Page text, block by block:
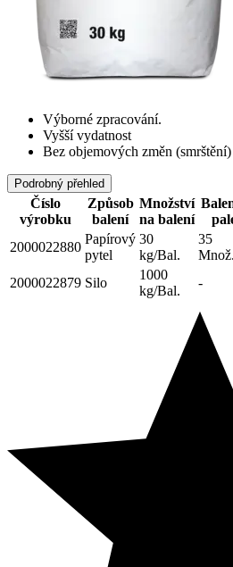
Výborné zpracování.
Vyšší vydatnost
Bez objemových změn (smrštění)
Podrobný přehled
Číslo
výrobku
Způsob
balení
Množství
na balení
2000022880
Papírový
pytel
30
kg/Bal.
35
2000022879 Silo
1000
kg/Bal.
-